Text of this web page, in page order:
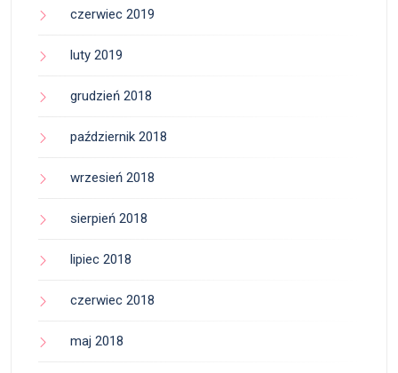
czerwiec 2019
luty 2019
grudzień 2018
październik 2018
wrzesień 2018
sierpień 2018
lipiec 2018
czerwiec 2018
maj 2018